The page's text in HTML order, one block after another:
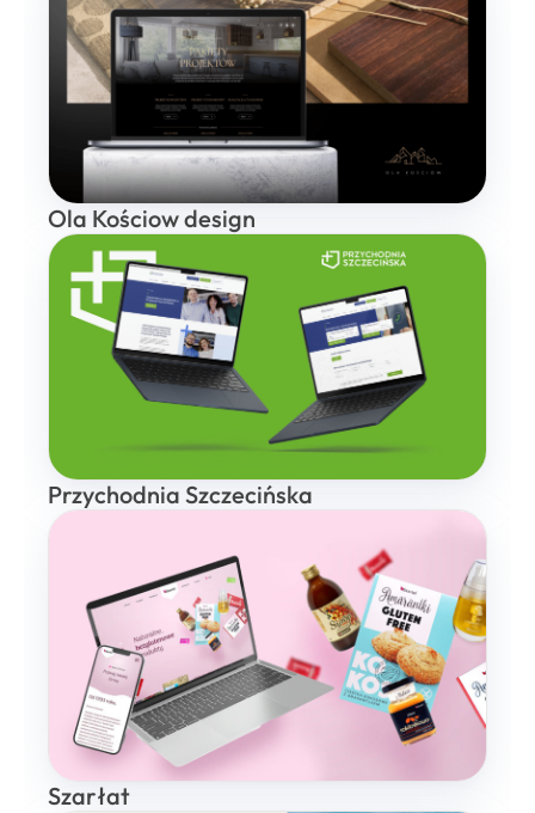
Ola Kościow design
Przychodnia Szczecińska
Szarłat